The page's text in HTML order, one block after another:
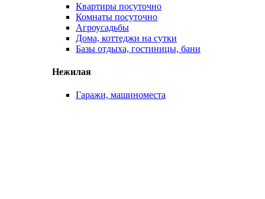
Квартиры посуточно
Комнаты посуточно
Агроусадьбы
Дома, коттеджи на сутки
Базы отдыха, гостиницы, бани
Нежилая
Гаражи, машиноместа